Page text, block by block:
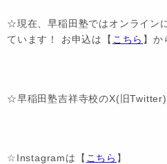
☆現在、早稲田塾ではオンライン
ています！ お申込は【 こちら 】か
☆早稲田塾吉祥寺校のX(旧Twitter)
☆Instagramは【 こちら 】